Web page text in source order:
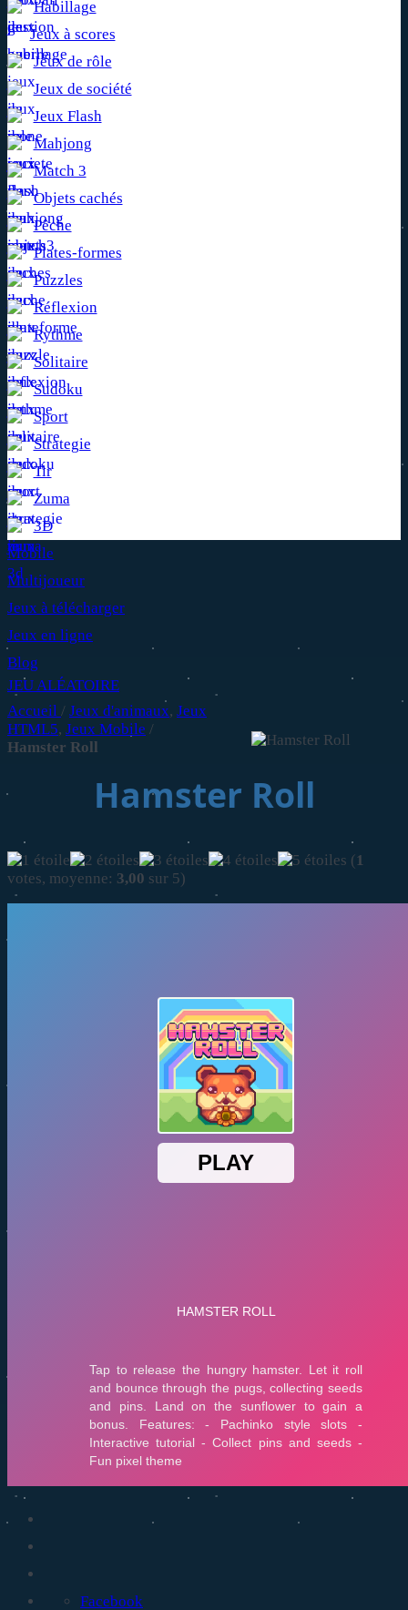
Habillage
Jeux à scores
Jeux de rôle
Jeux de société
Jeux Flash
Mahjong
Match 3
Objets cachés
Pêche
Plates-formes
Puzzles
Réflexion
Rythme
Solitaire
Sudoku
Sport
Strategie
Tir
Zuma
3D
Mobile
Multijoueur
Jeux à télécharger
Jeux en ligne
Blog
JEU ALÉATOIRE
Accueil / Jeux d'animaux, Jeux
HTML5, Jeux Mobile /
Hamster Roll
Hamster Roll
(1
votes, moyenne: 3,00 sur 5)
Facebook